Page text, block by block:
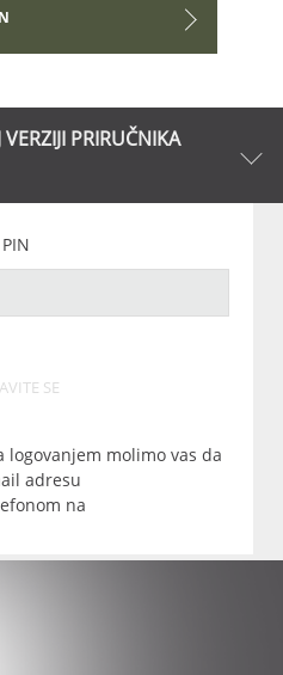
PRIRUČNIKA
PIN
SE
logovanjem molimo vas da
adresu
na